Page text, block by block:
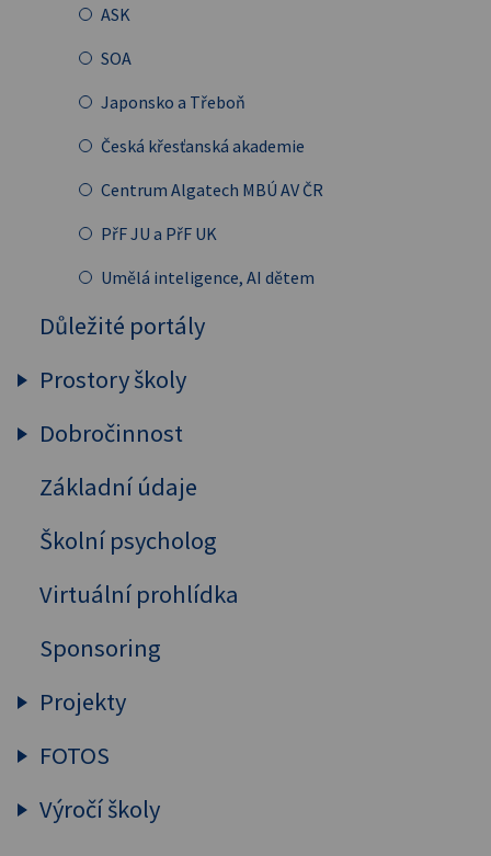
BOZP
EVVO
Ochrana osobních údajů (GDPR)
Směrnice IT
ASK
SOA
Japonsko a Třeboň
Česká křesťanská akademie
Centrum Algatech MBÚ AV ČR
PřF JU a PřF UK
Umělá inteligence, AI dětem
Důležité portály
Prostory školy
Půdní vestavba
Dobročinnost
Charita
Adopce na dálku
Pomoc Ukrajině
Základní údaje
Školní psycholog
Virtuální prohlídka
Sponsoring
Projekty
Šablony OP JAK 2025
FOTOS
FOTOS
Filantropický odkaz
Výročí školy